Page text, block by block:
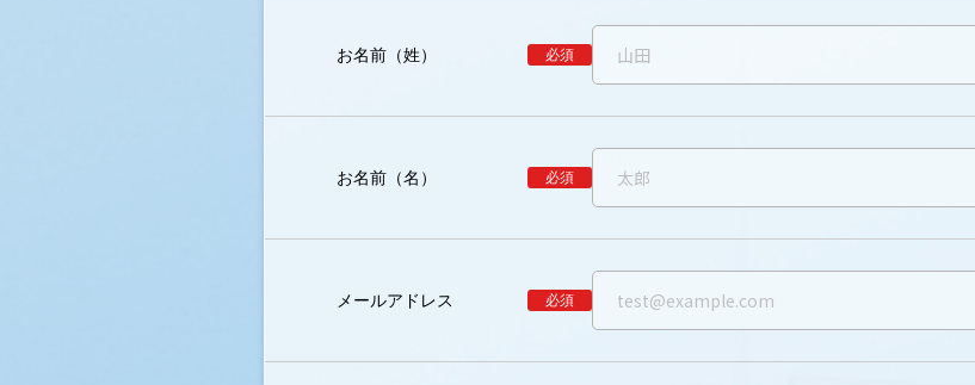
お名前（姓） 必須
お名前（名） 必須
メールアドレス 必須